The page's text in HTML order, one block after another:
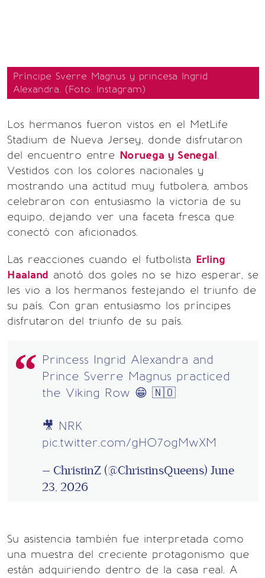
Príncipe Sverre Magnus y princesa Ingrid
Alexandra. (Foto: Instagram)
Los hermanos fueron vistos en el MetLife
Stadium de Nueva Jersey, donde disfrutaron
del encuentro entre Noruega y Senegal.
Vestidos con los colores nacionales y
mostrando una actitud muy futbolera, ambos
celebraron con entusiasmo la victoria de su
equipo, dejando ver una faceta fresca que
conectó con aficionados.
Las reacciones cuando el futbolista Erling
Haaland anotó dos goles no se hizo esperar, se
les vio a los hermanos festejando el triunfo de
su país. Con gran entusiasmo los príncipes
disfrutaron del triunfo de su país.
Princess Ingrid Alexandra and
Prince Sverre Magnus practiced
the Viking Row 😁 🇳🇴
🎥 NRK
pic.twitter.com/gHO7ogMwXM
— ChristinZ (@ChristinsQueens) June
23, 2026
Su asistencia también fue interpretada como
una muestra del creciente protagonismo que
están adquiriendo dentro de la casa real. A